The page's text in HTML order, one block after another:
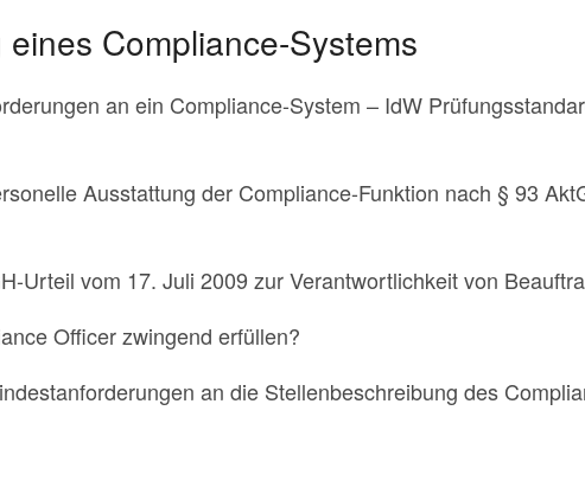
Compliance-Systems
an ein Compliance-System – IdW
Ausstattung der Compliance-Funktion nach § 93
Urteil vom 17. Juli 2009 zur Verantwortlichkeit von
Officer zwingend erfüllen?
an die Stellenbeschreibung des